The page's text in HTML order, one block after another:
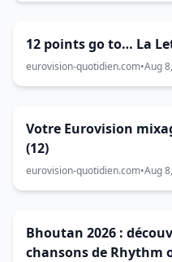
12 points go to… La
eurovision-quotidien.com•Aug
Votre Eurovision
(12)
eurovision-quotidien.com•Aug
Bhoutan 2026 :
chansons de Rhythm